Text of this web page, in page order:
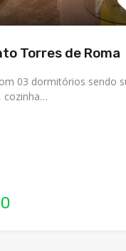
Torres de Roma
03 dormitórios sendo
cozinha…